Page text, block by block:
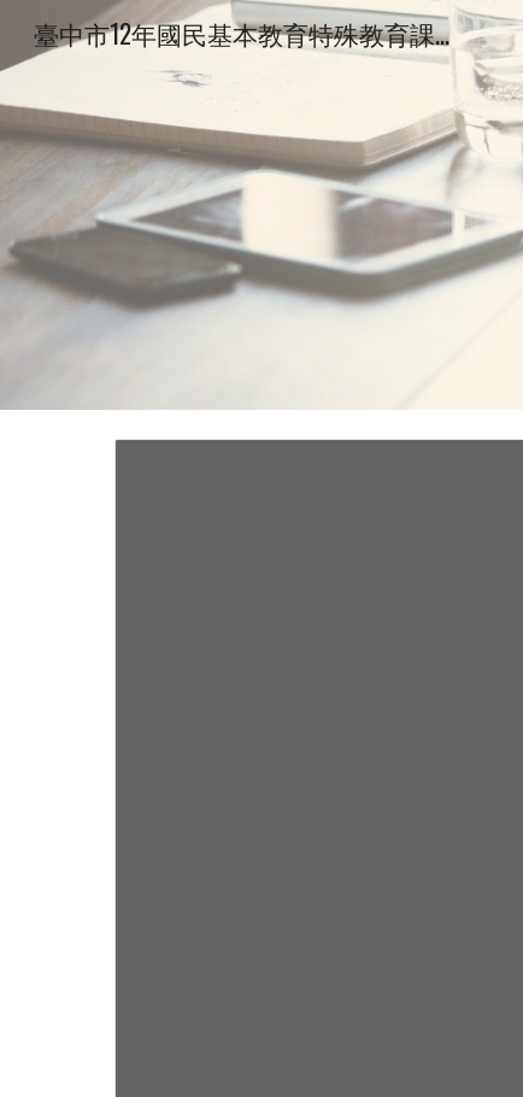
臺中市12年國民基本教育特殊教育課程專區